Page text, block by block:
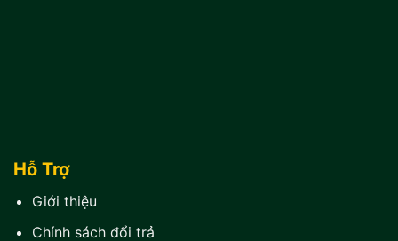
Hỗ Trợ
Giới thiệu
Chính sách đổi trả